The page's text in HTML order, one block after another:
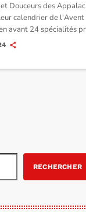
Douceurs des
calendrier de
avant 24 spécialités
Etchemins. Cette
RECHERCHER